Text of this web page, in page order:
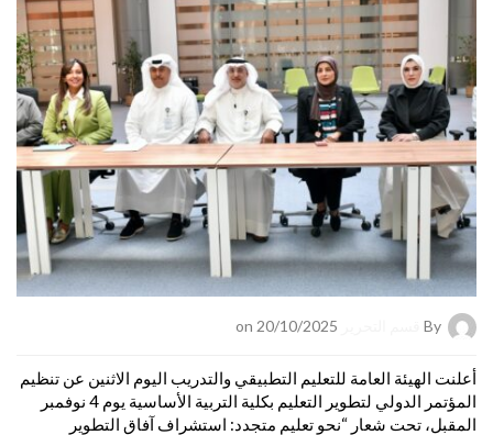
By
أعلنت الهيئة العامة للتعليم التطبيقي والتدريب اليوم الاثنين عن تنظيم
المؤتمر الدولي لتطوير التعليم بكلية التربية الأساسية يوم 4 نوفمبر
المقبل، تحت شعار “نحو تعليم متجدد: استشراف آفاق التطوير